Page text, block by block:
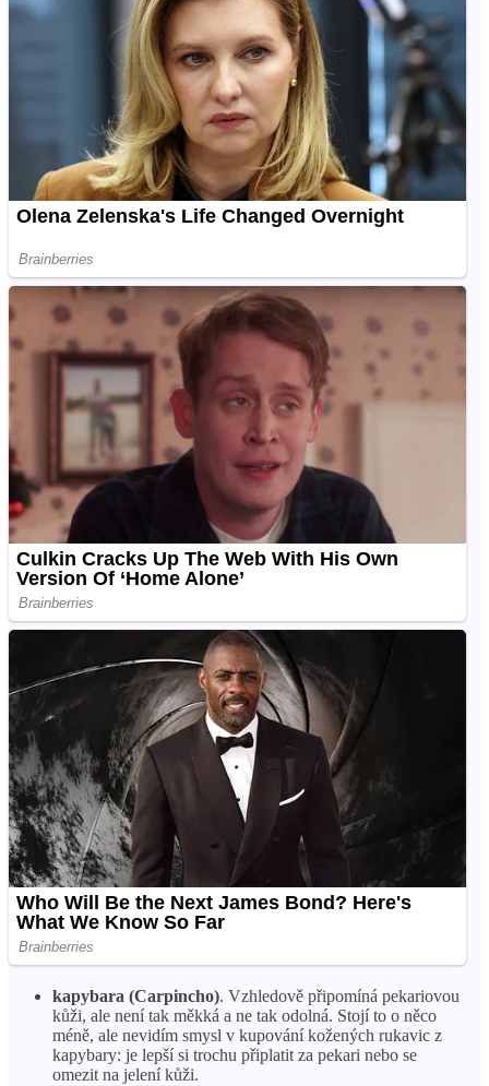
kapybara (Carpincho). Vzhledově připomíná pekariovou
kůži, ale není tak měkká a ne tak odolná. Stojí to o něco
méně, ale nevidím smysl v kupování kožených rukavic z
kapybary: je lepší si trochu připlatit za pekari nebo se
omezit na jelení kůži.